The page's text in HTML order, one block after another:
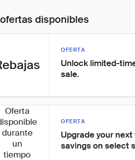
disponibles
OFERTA
Unlock limited-
sale.
Oferta
durante
un
tiempo
OFERTA
Upgrade your
savings on select